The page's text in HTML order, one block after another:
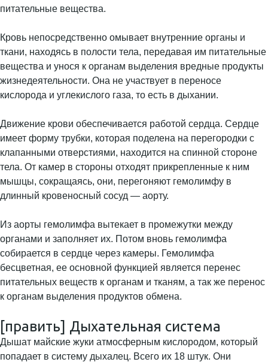
питательные вещества.
Кровь непосредственно омывает внутренние органы и
ткани, находясь в полости тела, передавая им питательные
вещества и унося к органам выделения вредные продукты
жизнедеятельности. Она не участвует в переносе
кислорода и углекислого газа, то есть в дыхании.
Движение крови обеспечивается работой сердца. Сердце
имеет форму трубки, которая поделена на перегородки с
клапанными отверстиями, находится на спинной стороне
тела. От камер в стороны отходят прикрепленные к ним
мышцы, сокращаясь, они, перегоняют гемолимфу в
длинный кровеносный сосуд — аорту.
Из аорты гемолимфа вытекает в промежутки между
органами и заполняет их. Потом вновь гемолимфа
собирается в сердце через камеры. Гемолимфа
бесцветная, ее основной функцией является перенес
питательных веществ к органам и тканям, а так же перенос
к органам выделения продуктов обмена.
[править] Дыхательная система
Дышат майские жуки атмосферным кислородом, который
попадает в систему дыхалец. Всего их 18 штук. Они